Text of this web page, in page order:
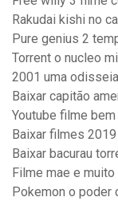
Rakudai kishi no
Pure genius 2
Torrent o nucleo
2001 uma
Baixar capitão
Youtube filme bem
Baixar filmes
Baixar bacurau
Filme mae e
Pokemon o poder